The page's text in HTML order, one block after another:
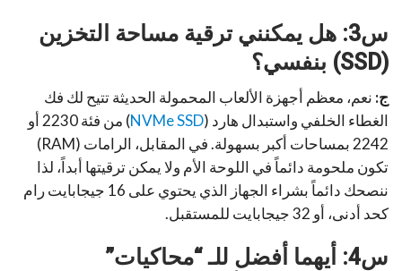
س3: هل يمكنني ترقية مساحة التخزين
(SSD) بنفسي؟
ج: نعم، معظم أجهزة الألعاب المحمولة الحديثة تتيح لك فك
الغطاء الخلفي واستبدال هارد (NVMe SSD
) من فئة 2230 أو
2242 بمساحات أكبر بسهولة. في المقابل، الرامات (RAM)
تكون ملحومة دائماً في اللوحة الأم ولا يمكن ترقيتها أبداً، لذا
ننصحك دائماً بشراء الجهاز الذي يحتوي على 16 جيجابايت رام
كحد أدنى، أو 32 جيجابايت للمستقبل.
س4: أيهما أفضل للـ “محاكيات”